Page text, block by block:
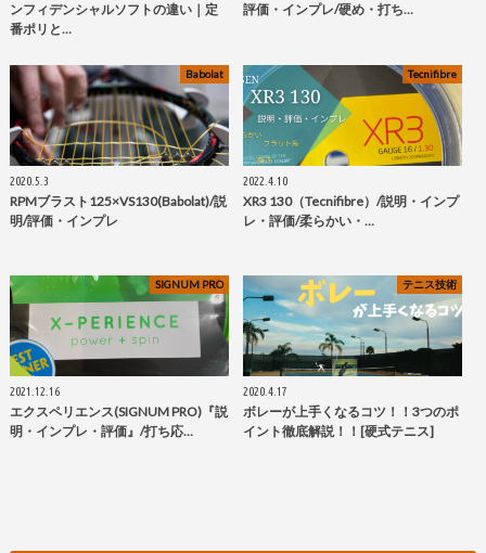
ンフィデンシャルソフトの違い｜定
番ポリと…
評価・インプレ/硬め・打ち…
Babolat
2020.5.3
RPMブラスト125×VS130(Babolat)/説
明/評価・インプレ
Tecnifibre
2022.4.10
XR3 130（Tecnifibre）/説明・インプ
レ・評価/柔らかい・…
SIGNUM PRO
2021.12.16
エクスペリエンス(SIGNUM PRO)『説
明・インプレ・評価』/打ち応…
テニス技術
2020.4.17
ボレーが上手くなるコツ！！3つのポ
イント徹底解説！！[硬式テニス]